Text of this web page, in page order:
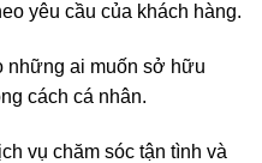
yêu cầu của khách hàng.
những ai muốn sở hữu
cách cá nhân.
vụ chăm sóc tận tình và